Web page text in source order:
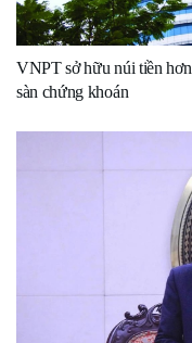
VNPT sở hữu núi tiền
sàn chứng khoán